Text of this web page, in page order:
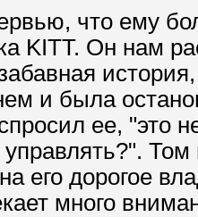
что ему
KITT. Он нам
и была
ее, "это
Том
его дорогое
много